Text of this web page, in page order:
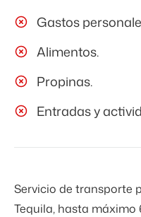
Gastos
Alimentos.
Propinas.
Entradas y
Servicio de transporte
Tequila, hasta